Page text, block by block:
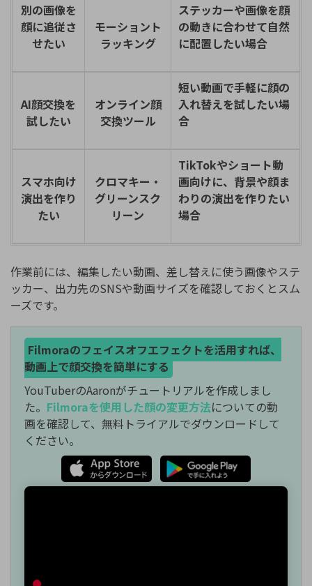
別の画像を
顔に追従さ
せたい
モーショント
ラッキング
ステッカーや画像を顔
の動きに合わせて自然
に配置したい場合
AI顔交換を
試したい
オンライン顔
交換ツール
短い動画で手軽に顔の
入れ替えを試したい場
合
スマホ向け
演出を作り
たい
クロマキー・
グリーンスク
リーン
TikTokやショート動
画向けに、背景や顔ま
わりの演出を作りたい
場合
作業前には、編集したい動画、差し替えに使う画像やステ
ッカー、出力先のSNSや動画サイズを確認しておくとスム
ーズです。
Filmoraのフェイスオフエフェクトを活用すれば、
動画上で顔交換を簡単にする
YouTuberのAaronがチュートリアルを作成しまし
た。 Filmoraを使用した顔の変更方法についての動
画を確認して、無料トライアルでダウンロードして
ください。